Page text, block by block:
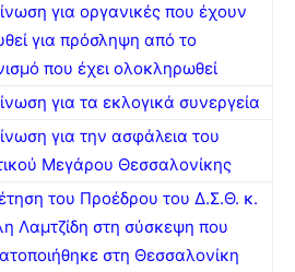
για οργανικές που έχουν
για πρόσληψη από το
που έχει ολοκληρωθεί
για τα εκλογικά συνεργεία
για την ασφάλεια του
Μεγάρου Θεσσαλονίκης
του Προέδρου του Δ.Σ.Θ. κ.
Λαμτζίδη στη σύσκεψη που
στη Θεσσαλονίκη